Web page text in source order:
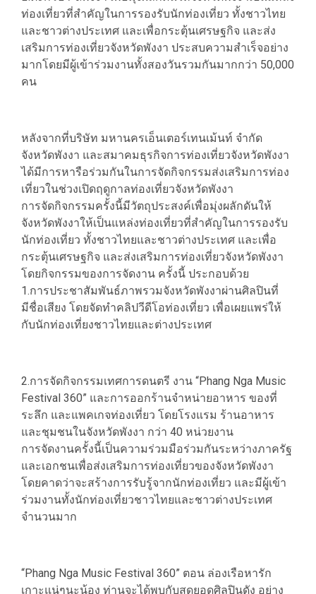
ท่องเที่ยวที่สำคัญในการรองรับนักท่องเที่ยว ทั้งชาวไทย
และชาวต่างประเทศ และเพื่อกระตุ้นเศรษฐกิจ และส่ง
เสริมการท่องเที่ยวจังหวัดพังงา ประสบความสำเร็จอย่าง
มากโดยมีผู้เข้าร่วมงานทั้งสองวันรวมกันมากกว่า 50,000
คน
หลังจากที่บริษัท มหานครเอ็นเตอร์เทนเม้นท์ จำกัด
จังหวัดพังงา และสมาคมธุรกิจการท่องเที่ยวจังหวัดพังงา
ได้มีการหารือร่วมกันในการจัดกิจกรรมส่งเสริมการท่อง
เที่ยวในช่วงเปิดฤดูกาลท่องเที่ยวจังหวัดพังงา
การจัดกิจกรรมครั้งนี้มีวัตถุประสงค์เพื่อมุ่งผลักดันให้
จังหวัดพังงาให้เป็นแหล่งท่องเที่ยวที่สำคัญในการรองรับ
นักท่องเที่ยว ทั้งชาวไทยและชาวต่างประเทศ และเพื่อ
กระตุ้นเศรษฐกิจ และส่งเสริมการท่องเที่ยวจังหวัดพังงา
โดยกิจกรรมของการจัดงาน ครั้งนี้ ประกอบด้วย
1.การประชาสัมพันธ์ภาพรวมจังหวัดพังงาผ่านศิลปินที่
มีชื่อเสียง โดยจัดทำคลิปวีดีโอท่องเที่ยว เพื่อเผยแพร่ให้
กับนักท่องเที่ยงชาวไทยและต่างประเทศ
2.การจัดกิจกรรมเทศการดนตรี งาน “Phang Nga Music
Festival 360” และการออกร้านจำหน่ายอาหาร ของที่
ระลึก และแพคเกจท่องเที่ยว โดยโรงแรม ร้านอาหาร
และชุมชนในจังหวัดพังงา กว่า 40 หน่วยงาน
การจัดงานครั้งนี้เป็นความร่วมมือร่วมกันระหว่างภาครัฐ
และเอกชนเพื่อส่งเสริมการท่องเที่ยวของจังหวัดพังงา
โดยคาดว่าจะสร้างการรับรู้จากนักท่องเที่ยว และมีผู้เข้า
ร่วมงานทั้งนักท่องเที่ยวชาวไทยและชาวต่างประเทศ
จำนวนมาก
“Phang Nga Music Festival 360” ตอน ล่องเรือหารัก
เกาะแน่ๆนะน้อง ท่านจะได้พบกับสุดยอดศิลปินดัง อย่าง